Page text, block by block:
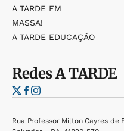
A TARDE FM
MASSA!
A TARDE EDUCAÇÃO
RedesA TARDE
Rua Professor Milton Cayres de